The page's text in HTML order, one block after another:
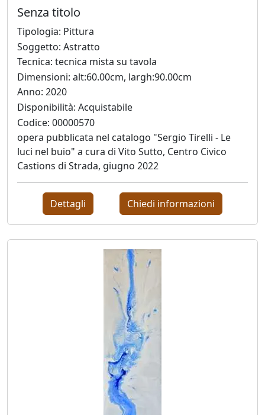
Stefano
Di
Lorito
Lorella
Fermo
Carlo
Fontana
Vanessa
Fontanel
Elisabetta
Senza titolo
Tipologia: Pittura
Soggetto: Astratto
Tecnica: tecnica mista su tavola
Dimensioni: alt:60.00cm, largh:90.00cm
Anno: 2020
Disponibilità: Acquistabile
Codice: 00000570
opera pubblicata nel catalogo "Sergio Tirelli - Le
luci nel buio" a cura di Vito Sutto, Centro Civico
Castions di Strada, giugno 2022
Dettagli Chiedi informazioni